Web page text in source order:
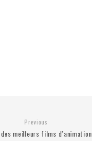
Previous
des meilleurs films d’animation